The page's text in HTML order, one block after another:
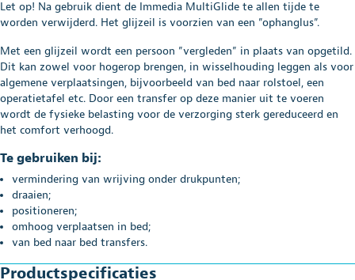
Let op! Na gebruik dient de Immedia MultiGlide te allen tijde te
worden verwijderd. Het glijzeil is voorzien van een ”ophanglus”.
Met een glijzeil wordt een persoon ”vergleden” in plaats van opgetild.
Dit kan zowel voor hogerop brengen, in wisselhouding leggen als voor
algemene verplaatsingen, bijvoorbeeld van bed naar rolstoel, een
operatietafel etc. Door een transfer op deze manier uit te voeren
wordt de fysieke belasting voor de verzorging sterk gereduceerd en
het comfort verhoogd.
Te gebruiken bij:
vermindering van wrijving onder drukpunten;
draaien;
positioneren;
omhoog verplaatsen in bed;
van bed naar bed transfers.
Productspecificaties